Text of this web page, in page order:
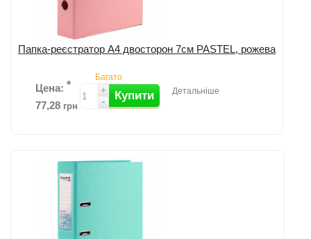
Папка-реєстратор А4 двосторон 7cм PASTEL, рожева
Цена: *
77,28 грн
Багато
+
- Купити Детальніше
Додати до порівняння